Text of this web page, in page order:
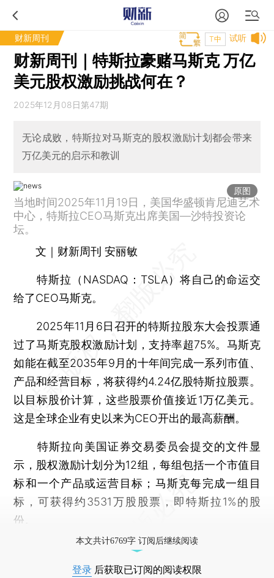
财新周刊 试听
T中
财新周刊｜特斯拉豪赌马斯克 万亿
美元股权激励挑战何在？
2025年12月08日第47期
无论成败，特斯拉对马斯克的股权激励计划都会带来
万亿美元的启示和教训
原图
当地时间2025年11月19日，美国华盛顿肯尼迪艺术
中心，特斯拉CEO马斯克出席美国—沙特投资论
坛。
文｜财新周刊 安丽敏
特斯拉（NASDAQ：TSLA）将自己的命运交
给了CEO马斯克。
2025年11月6日召开的特斯拉股东大会投票通
过了马斯克股权激励计划，支持率超75%。马斯克
如能在截至2035年9月的十年间完成一系列市值、
产品和经营目标，将获得约4.24亿股特斯拉股票。
以目标股价计算，这些股票价值接近1万亿美元。
这是全球企业有史以来为CEO开出的最高薪酬。
特斯拉向美国证券交易委员会提交的文件显
示，股权激励计划分为12组，每组包括一个市值目
标和一个产品或运营目标；马斯克每完成一组目
标，可获得约3531万股股票，即特斯拉1%的股
份。
本文共计6769字 订阅后继续阅读
登录 后获取已订阅的阅读权限